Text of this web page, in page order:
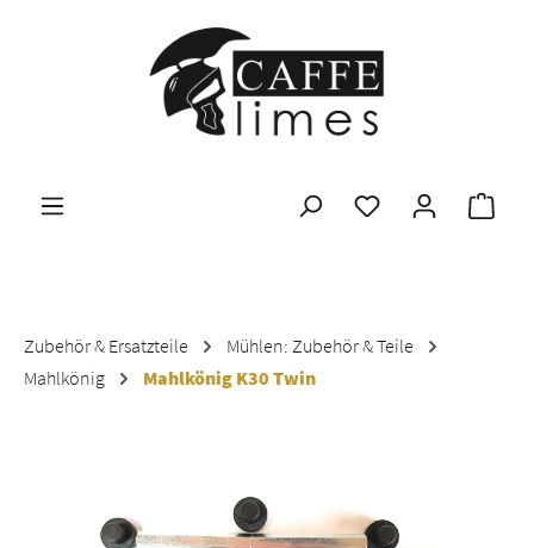
Zum Hauptinhalt springen
Zubehör & Ersatzteile
Mühlen: Zubehör & Teile
Mahlkönig
Mahlkönig K30 Twin